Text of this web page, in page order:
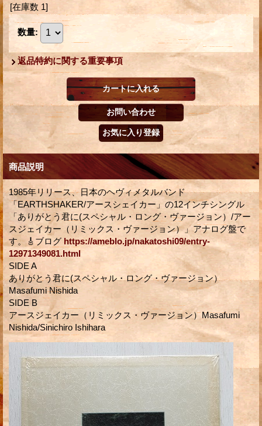
[在庫数 1]
数量:
返品特約に関する重要事項
商品説明
1985年リリース、日本のヘヴィメタルバンド
「EARTHSHAKER/アースシェイカー」の12インチシングル
「ありがとう君に(スペシャル・ロング・ヴァージョン）/アー
スジェイカー（リミックス・ヴァージョン）」アナログ盤で
す。🎸ブログ https://ameblo.jp/nakatoshi09/entry-
12971349081.html
SIDE A
ありがとう君に(スペシャル・ロング・ヴァージョン）
Masafumi Nishida
SIDE B
アースジェイカー（リミックス・ヴァージョン）Masafumi
Nishida/Sinichiro Ishihara